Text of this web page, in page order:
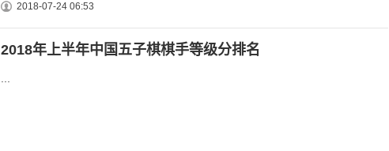
2018-07-24 06:53
2018年上半年中国五子棋棋手等级分排名